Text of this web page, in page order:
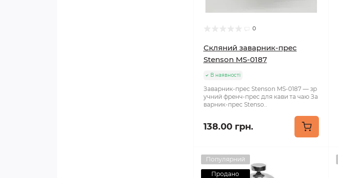
0
Скляний заварник-прес
Stenson MS-0187
В наявності
Заварник-прес Stenson MS-0187 — зр
учний френч-прес для кави та чаю За
варник-прес Stenso..
138.00 грн.
Популярний
Продано